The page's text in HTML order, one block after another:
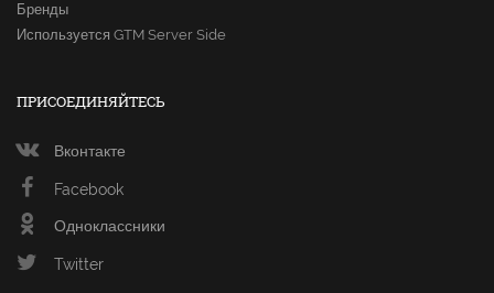
Бренды
Используется GTM Server Side
ПРИСОЕДИНЯЙТЕСЬ
Вконтакте
Facebook
Одноклассники
Twitter